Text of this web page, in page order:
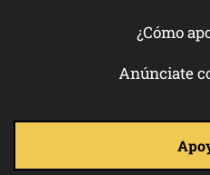
¿Cómo
Anúnciate